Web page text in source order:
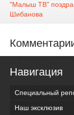
"Малыш ТВ"
Шибанова
Навигация
Специальный
Наш эксклюзив